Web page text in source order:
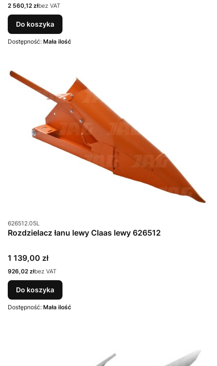
Cena
2 560,12 złbez VAT
Do koszyka
Dostępność: Mała ilość
Kod produktu
626512.05L
Rozdzielacz łanu lewy Claas lewy 626512
Cena
1 139,00 zł
Cena
926,02 złbez VAT
Do koszyka
Dostępność: Mała ilość